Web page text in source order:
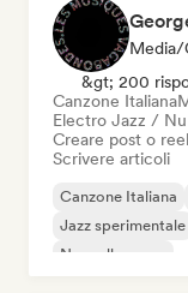
Media/
&gt; 200
Canzone Italiana
Electro Jazz /
Creare post o
Scrivere articoli
Canzone Italiana
Jazz sperimentale
Nouvelle scene